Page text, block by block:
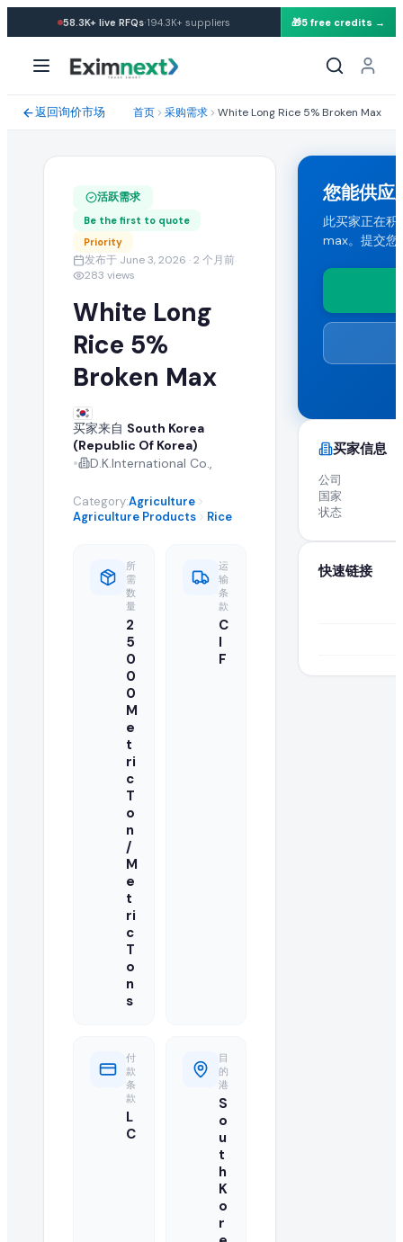
求购: White Long Rice 5% Broken Max
采购需求规格与贸易条款
运输条款与目的港
买家要求 CIF 运输条款。能够向 South Korea (Republic Of
提交您的报价
类似 White Long Rice 5% Broken Max
在 EximNext B2B 市场浏览更多活跃的 white long rice 5%
全球 B2B 采购: 活跃进口商求购 White
高品质 white long rice 5% broken max 在全球市场的需求持
关于 White Long Rice 5% Broken Max
什么是 white long rice 5% broken max 采购需求?
采购需求是由正在寻找供应商以批量进口或采购批发 white
如何响应此 white long rice 5% broken max 采购需
认证供应商和制造商可以点击本页的"提交报价"按钮,将批发
正在寻找此 white long rice 5% broken max 的买家
EximNext 对我们 B2B 市场上的买家实施认证流程,确保供应
我的报价中需要包含哪些信息?
您的报价应包括最优批发 FOB 价格、最低起订量(MOQ)、
我可以直接联系来自 South Korea (Republic Of
可以,我们目录中已注册并已升级的供应商可访问买家的联系
此 white long rice 5% broken max 订单需要多大数
买家急需 25000 Metric Ton/Metric Tons 的 white long rice
还有其他买家在寻找 white long rice 5% broken
有的,您可以浏览本页的"类似采购需求"栏目,或在我们的全球
如何成为 white long rice 5% broken max 的认证供
您可以在 EximNext 免费注册并完善企业资料以成为认证制
此次进口需要什么样的运输条款?
买家要求的具体运输条款(例如 CIF、FOB、EXW)列于此
58.3K+ live RFQs·194.3K+ suppliers 🎁5 free credits →
返回询价市场 首页 采购需求 White Long Rice 5% Broken Max
活跃需求
Be the first to quote
Priority
发布于 June 3, 2026 · 2 个月前·
283 views
White Long
Rice 5%
Broken Max
买家来自 South Korea
(Republic Of Korea)
• D.K.International Co.,
Category:Agriculture
Agriculture Products
Rice
所
需
数
量
2
5
0
0
0
M
e
t
ri
c
T
o
n
/
M
e
t
ri
c
T
o
n
s
运
输
条
款
C
I
F
付
款
条
款
L
C
目
的
港
S
o
u
t
h
K
o
r
您能供应
此买家正在
max。提交您
买家信息
公司
国家
状态
快速链接